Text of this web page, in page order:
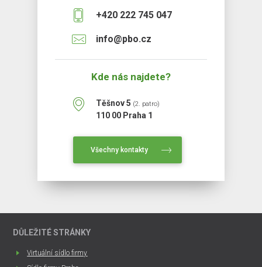
+420 222 745 047
info@pbo.cz
Kde nás najdete?
Těšnov 5 (2. patro)
110 00 Praha 1
Všechny kontakty
DŮLEŽITÉ STRÁNKY
Virtuální sídlo firmy